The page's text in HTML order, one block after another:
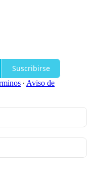
Suscribirse
∙ Aviso de